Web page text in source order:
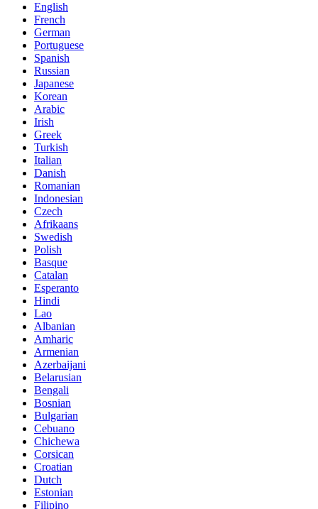
English
French
German
Portuguese
Spanish
Russian
Japanese
Korean
Arabic
Irish
Greek
Turkish
Italian
Danish
Romanian
Indonesian
Czech
Afrikaans
Swedish
Polish
Basque
Catalan
Esperanto
Hindi
Lao
Albanian
Amharic
Armenian
Azerbaijani
Belarusian
Bengali
Bosnian
Bulgarian
Cebuano
Chichewa
Corsican
Croatian
Dutch
Estonian
Filipino